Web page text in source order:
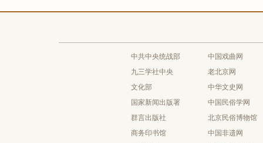
中共中央统战部
九三学社中央
文化部
国家新闻出版署
群言出版社
商务印书馆
中国戏曲网
老北京网
中华文史网
中国民俗学网
北京民俗博物馆
中国非遗网